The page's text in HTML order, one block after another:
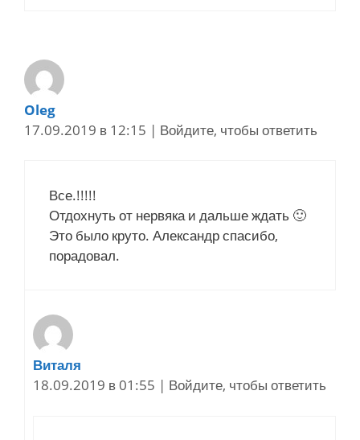
Oleg
17.09.2019 в 12:15 | Войдите, чтобы ответить
Все.!!!!!
Отдохнуть от нервяка и дальше ждать 🙂
Это было круто. Александр спасибо,
порадовал.
Виталя
18.09.2019 в 01:55 | Войдите, чтобы ответить